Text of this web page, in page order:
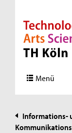
Direkt zur
Direkt zur
Direkt zum
Direkt zum
Menü
Informations-